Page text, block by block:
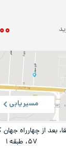
مسیریابی
بعد از چهارراه
۵۷، طبقه ۱